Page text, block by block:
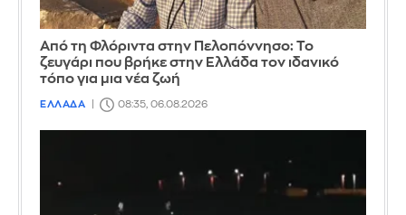
Από τη Φλόριντα στην Πελοπόννησο: Το
ζευγάρι που βρήκε στην Ελλάδα τον ιδανικό
τόπο για μια νέα ζωή
ΕΛΛΑΔΑ 08:35, 06.08.2026